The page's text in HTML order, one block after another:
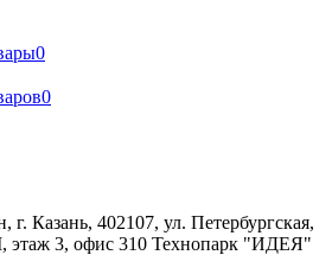
0
0
г. Казань, 402107, ул. Петербургская,
этаж 3, офис 310 Технопарк "ИДЕЯ"